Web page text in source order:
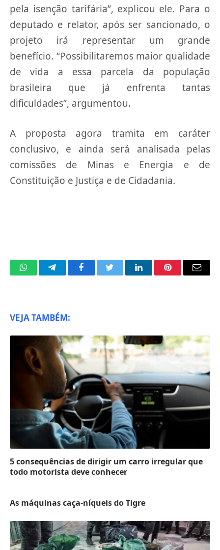
pela isenção tarifária”, explicou ele. Para o
deputado e relator, após ser sancionado, o
projeto irá representar um grande
benefício. “Possibilitaremos maior qualidade
de vida a essa parcela da população
brasileira que já enfrenta tantas
dificuldades”, argumentou.
A proposta agora tramita em caráter
conclusivo, e ainda será analisada pelas
comissões de Minas e Energia e de
Constituição e Justiça e de Cidadania.
WhatsAppTelegramFacebookTwitter LinkedInPinterestEmail
VEJA TAMBÉM:
5 consequências de dirigir um carro irregular que
todo motorista deve conhecer
As máquinas caça-níqueis do Tigre